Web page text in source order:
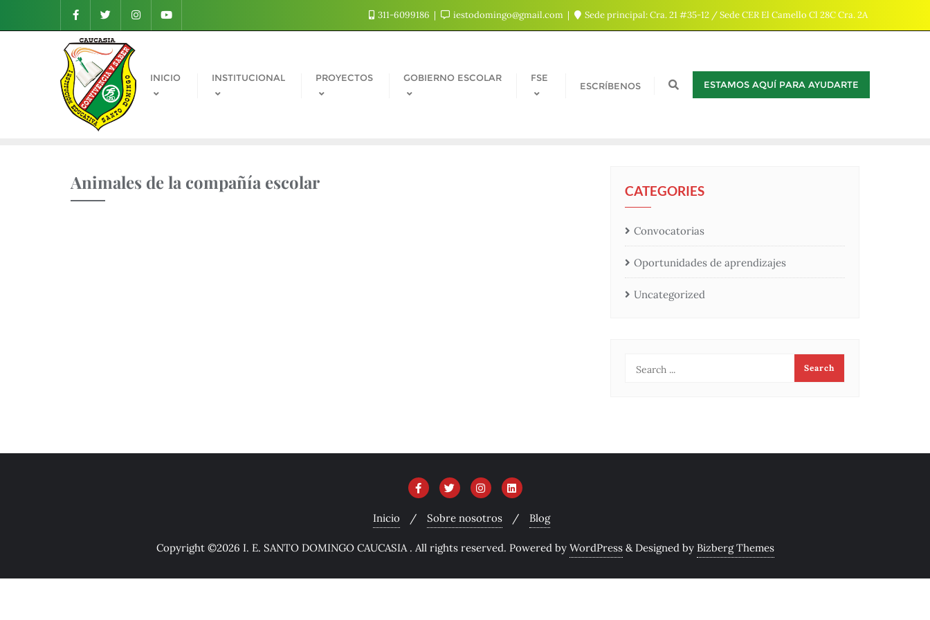
311-6099186 iestodomingo@gmail.com Sede principal: Cra. 21 #35-12 / Sede CER El Camello Cl 28C Cra. 2A
INICIO INSTITUCIONAL PROYECTOS GOBIERNO ESCOLAR FSE
ESCRÍBENOS ESTAMOS AQUÍ PARA AYUDARTE
Animales de la compañía escolar CATEGORIES
Convocatorias
Oportunidades de aprendizajes
Uncategorized
Inicio Sobre nosotros Blog
Copyright ©2026 I. E. SANTO DOMINGO CAUCASIA . All rights reserved. Powered by WordPress & Designed by Bizberg Themes